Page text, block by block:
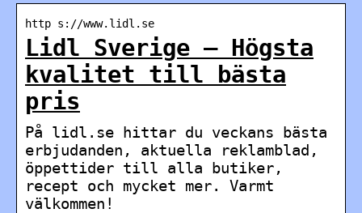
http s://www.lidl.se
Lidl Sverige – Högsta
kvalitet till bästa
pris
På lidl.se hittar du veckans bästa
erbjudanden, aktuella reklamblad,
öppettider till alla butiker,
recept och mycket mer. Varmt
välkommen!